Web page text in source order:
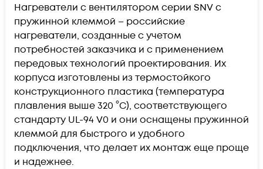
Нагреватели с вентилятором серии SNV с
пружинной клеммой – российские
нагреватели, созданные с учетом
потребностей заказчика и с применением
передовых технологий проектирования. Их
корпуса изготовлены из термостойкого
конструкционного пластика (температура
плавления выше 320 °С), соответствующего
стандарту UL-94 V0 и они оснащены пружинной
клеммой для быстрого и удобного
подключения, что делает их монтаж еще проще
и надежнее.